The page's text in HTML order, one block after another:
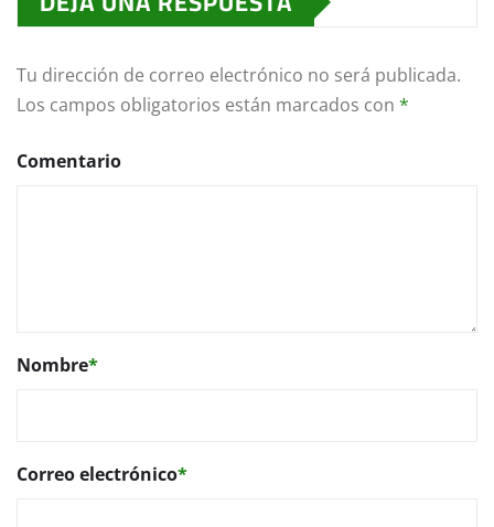
Tu dirección de correo electrónico no será publicada.
Los campos obligatorios están marcados con *
Comentario
Nombre*
Correo electrónico*